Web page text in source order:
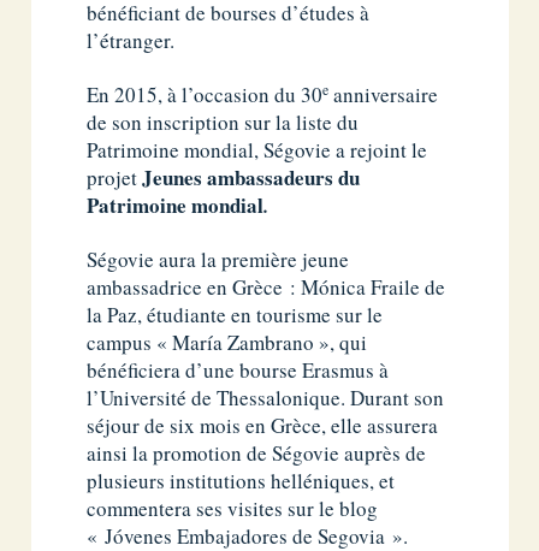
bénéficiant de bourses d’études à
l’étranger.
En 2015, à l’occasion du 30e anniversaire
de son inscription sur la liste du
Patrimoine mondial, Ségovie a rejoint le
projetJeunes ambassadeurs du
Patrimoine mondial.
Ségovie aura la première jeune
ambassadrice en Grèce : Mónica Fraile de
la Paz, étudiante en tourisme sur le
campus « María Zambrano », qui
bénéficiera d’une bourse Erasmus à
l’Université de Thessalonique. Durant son
séjour de six mois en Grèce, elle assurera
ainsi la promotion de Ségovie auprès de
plusieurs institutions helléniques, et
commentera ses visites sur le blog
« Jóvenes Embajadores de Segovia ».